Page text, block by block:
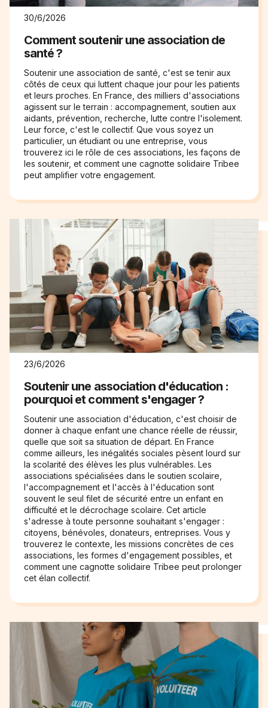
30/6/2026
Comment soutenir une association de
santé ?
Soutenir une association de santé, c'est se tenir aux
côtés de ceux qui luttent chaque jour pour les patients
et leurs proches. En France, des milliers d'associations
agissent sur le terrain : accompagnement, soutien aux
aidants, prévention, recherche, lutte contre l'isolement.
Leur force, c'est le collectif. Que vous soyez un
particulier, un étudiant ou une entreprise, vous
trouverez ici le rôle de ces associations, les façons de
les soutenir, et comment une cagnotte solidaire Tribee
peut amplifier votre engagement.
23/6/2026
Soutenir une association d'éducation :
pourquoi et comment s'engager ?
Soutenir une association d'éducation, c'est choisir de
donner à chaque enfant une chance réelle de réussir,
quelle que soit sa situation de départ. En France
comme ailleurs, les inégalités sociales pèsent lourd sur
la scolarité des élèves les plus vulnérables. Les
associations spécialisées dans le soutien scolaire,
l'accompagnement et l'accès à l'éducation sont
souvent le seul filet de sécurité entre un enfant en
difficulté et le décrochage scolaire. Cet article
s'adresse à toute personne souhaitant s'engager :
citoyens, bénévoles, donateurs, entreprises. Vous y
trouverez le contexte, les missions concrètes de ces
associations, les formes d'engagement possibles, et
comment une cagnotte solidaire Tribee peut prolonger
cet élan collectif.